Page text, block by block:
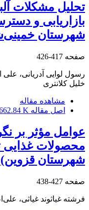
تحلیل مشکلات
بازاریابی و
شهرستان
صفحه 417-426
رسول لوایی آدریانی،
خلیل کلانتری
مشاهده مقاله
اصل مقاله K
عوامل مؤثر بر
محصولات غذایی
شهرستان قزوین)
صفحه 427-438
فرشته غیاثوند غیاثی،